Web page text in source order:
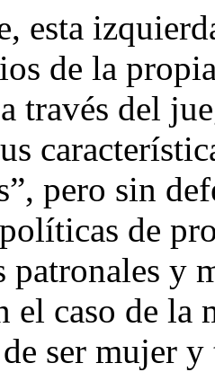
esta
de la
través del
pero sin
de
patronales y
el caso de la
ser mujer y